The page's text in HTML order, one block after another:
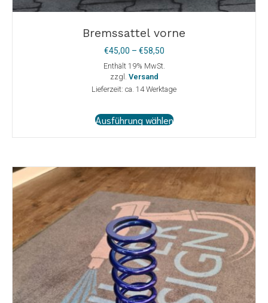
Bremssattel vorne
€45,00 – €58,50Preisspanne:
Enthält 19% MwSt.
zzgl. Versand
Lieferzeit: ca. 14 Werktage
Ausführung wählenProdukt
auf.
Die
Optionen
können
auf
der
Produktseite
gewählt
werden